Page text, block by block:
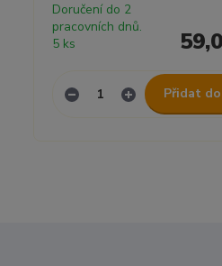
Doručení do 2
pracovních dnů.
5 ks
Přidat